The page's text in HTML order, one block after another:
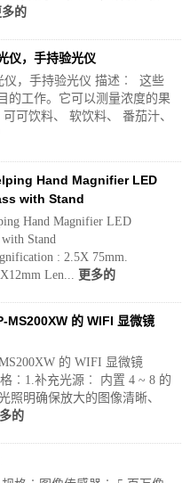
多的
仪，手持验光仪
仪，手持验光仪 描述︰ 这些
的工作。它可以测量浓度的果
可饮料、 软饮料、 番茄汁、
Hand Magnifier LED
with Stand
Hand Magnifier LED
Stand
: 2.5X 75mm.
Len... 更多的
MS200XW 的 WIFI 显微镜
的 WIFI 显微镜
格︰1.补充光源︰ 内置 4 ~ 8 的
照明确保放大的图像清晰、
的